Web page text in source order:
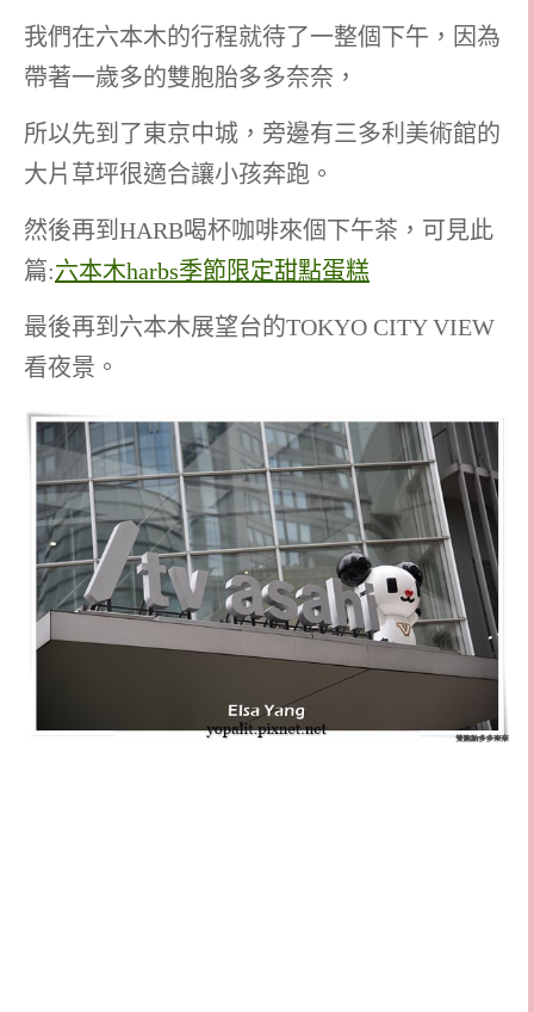
我們在六本木的行程就待了一整個下午，因為
帶著一歲多的雙胞胎多多奈奈，
所以先到了東京中城，旁邊有三多利美術館的
大片草坪很適合讓小孩奔跑。
然後再到HARB喝杯咖啡來個下午茶，可見此
篇:六本木harbs季節限定甜點蛋糕
最後再到六本木展望台的TOKYO CITY VIEW
看夜景。